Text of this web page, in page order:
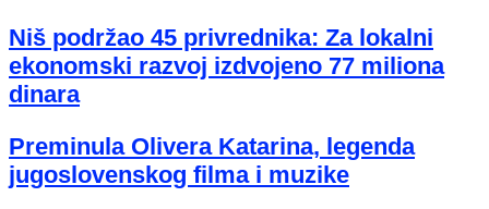
Niš podržao 45 privrednika: Za lokalni
ekonomski razvoj izdvojeno 77 miliona
dinara
Preminula Olivera Katarina, legenda
jugoslovenskog filma i muzike